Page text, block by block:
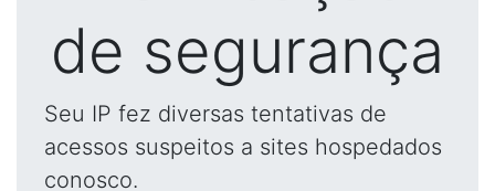
de segurança
Seu IP fez diversas tentativas de
acessos suspeitos a sites hospedados
conosco.